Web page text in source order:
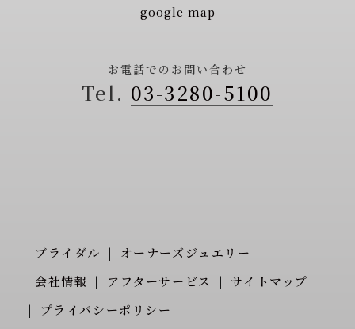
google map
お電話でのお問い合わせ
03-3280-5100
ブライダル
オーナーズジュエリー
会社情報
アフターサービス
サイトマップ
プライバシーポリシー